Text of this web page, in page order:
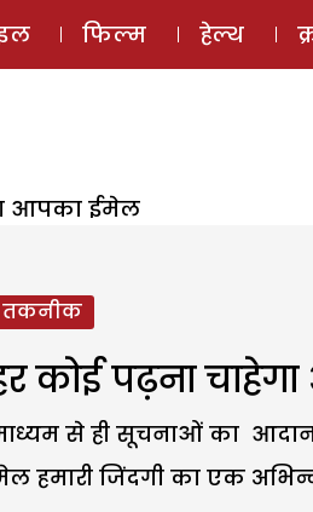
ई-मैगज़ीन
फिल्म हेल्थ
आपका ईमेल
तकनीक
कोई पढ़ना
से ही सूचनाओं का आदान
जिंदगी का एक